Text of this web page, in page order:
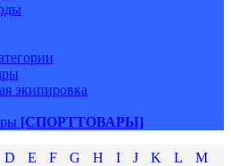
экипировка
[СПОРТТОВАРЫ]
D E F G H I J K L
M